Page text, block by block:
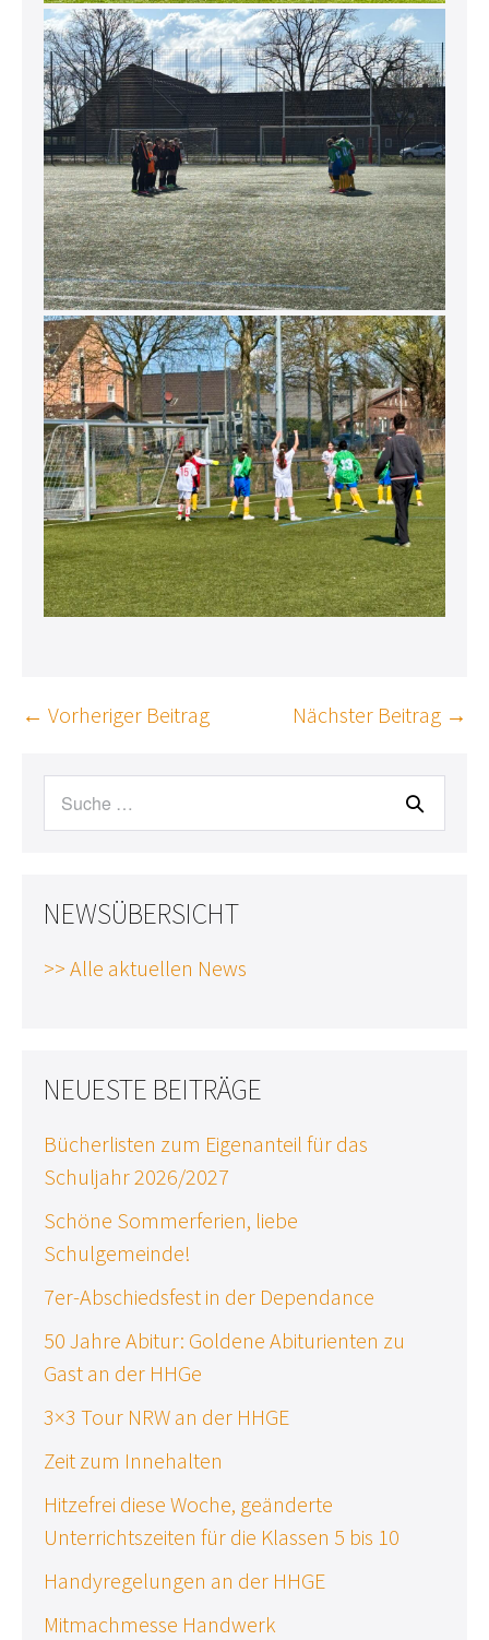
Beitragsnavigation
← Vorheriger Beitrag Nächster Beitrag →
Suche
nach:
NEWSÜBERSICHT
>> Alle aktuellen News
NEUESTE BEITRÄGE
Bücherlisten zum Eigenanteil für das
Schuljahr 2026/2027
Schöne Sommerferien, liebe
Schulgemeinde!
7er-Abschiedsfest in der Dependance
50 Jahre Abitur: Goldene Abiturienten zu
Gast an der HHGe
3×3 Tour NRW an der HHGE
Zeit zum Innehalten
Hitzefrei diese Woche, geänderte
Unterrichtszeiten für die Klassen 5 bis 10
Handyregelungen an der HHGE
Mitmachmesse Handwerk